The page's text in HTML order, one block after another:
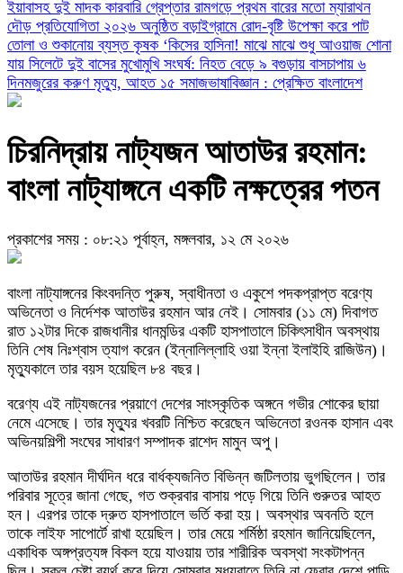
ইয়াবাসহ দুই মাদক কারবারি গ্রেপ্তার রামগড়ে প্রথম বারের মতো ম্যারাথন
দৌড় প্রতিযোগিতা ২০২৬ অনুষ্ঠিত বড়াইগ্রামে রোদ-বৃষ্টি উপেক্ষা করে পাট
তোলা ও শুকানোয় ব্যস্ত কৃষক ‘কিসের হাসিনা! মাঝে মাঝে শুধু আওয়াজ শোনা
যায় সিলেটে দুই বাসের মুখোমুখি সংঘর্ষ: নিহত বেড়ে ৯ বগুড়ায় বাসচাপায় ৬
দিনমজুরের করুণ মৃত্যু, আহত ১৫ সমাজভাষাবিজ্ঞান : প্রেক্ষিত বাংলাদেশ
চিরনিদ্রায় নাট্যজন আতাউর রহমান:
বাংলা নাট্যাঙ্গনে একটি নক্ষত্রের পতন
প্রকাশের সময় : ০৮:২১ পূর্বাহ্ন, মঙ্গলবার, ১২ মে ২০২৬
বাংলা নাট্যাঙ্গনের কিংবদন্তি পুরুষ, স্বাধীনতা ও একুশে পদকপ্রাপ্ত বরেণ্য
অভিনেতা ও নির্দেশক আতাউর রহমান আর নেই। সোমবার (১১ মে) দিবাগত
রাত ১২টার দিকে রাজধানীর ধানমন্ডির একটি হাসপাতালে চিকিৎসাধীন অবস্থায়
তিনি শেষ নিঃশ্বাস ত্যাগ করেন (ইন্নালিল্লাহি ওয়া ইন্না ইলাইহি রাজিউন)।
মৃত্যুকালে তার বয়স হয়েছিল ৮৪ বছর।
বরেণ্য এই নাট্যজনের প্রয়াণে দেশের সাংস্কৃতিক অঙ্গনে গভীর শোকের ছায়া
নেমে এসেছে। তার মৃত্যুর খবরটি নিশ্চিত করেছেন অভিনেতা রওনক হাসান এবং
অভিনয়শিল্পী সংঘের সাধারণ সম্পাদক রাশেদ মামুন অপু।
আতাউর রহমান দীর্ঘদিন ধরে বার্ধক্যজনিত বিভিন্ন জটিলতায় ভুগছিলেন। তার
পরিবার সূত্রে জানা গেছে, গত শুক্রবার বাসায় পড়ে গিয়ে তিনি গুরুতর আহত
হন। এরপর তাকে দ্রুত হাসপাতালে ভর্তি করা হয়। অবস্থার অবনতি হলে
তাকে লাইফ সাপোর্টে রাখা হয়েছিল। তার মেয়ে শর্মিষ্ঠা রহমান জানিয়েছিলেন,
একাধিক অঙ্গপ্রত্যঙ্গ বিকল হয়ে যাওয়ায় তার শারীরিক অবস্থা সংকটাপন্ন